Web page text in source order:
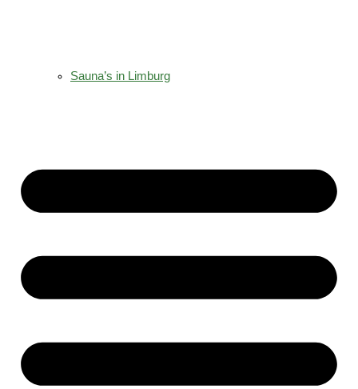
Sauna’s in Limburg